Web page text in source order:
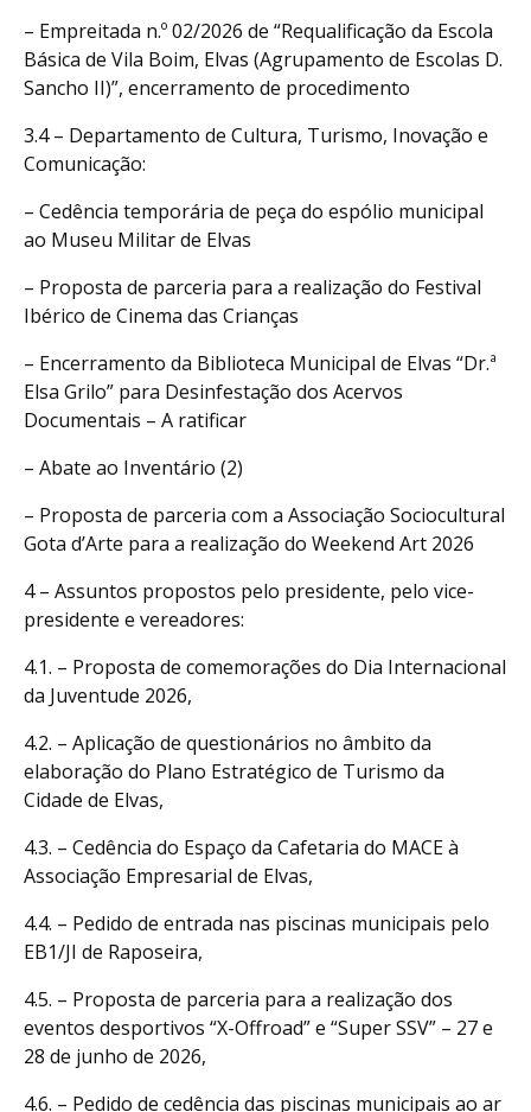
– Empreitada n.º 02/2026 de “Requalificação da Escola
Básica de Vila Boim, Elvas (Agrupamento de Escolas D.
Sancho II)”, encerramento de procedimento
3.4 – Departamento de Cultura, Turismo, Inovação e
Comunicação:
– Cedência temporária de peça do espólio municipal
ao Museu Militar de Elvas
– Proposta de parceria para a realização do Festival
Ibérico de Cinema das Crianças
– Encerramento da Biblioteca Municipal de Elvas “Dr.ª
Elsa Grilo” para Desinfestação dos Acervos
Documentais – A ratificar
– Abate ao Inventário (2)
– Proposta de parceria com a Associação Sociocultural
Gota d’Arte para a realização do Weekend Art 2026
4 – Assuntos propostos pelo presidente, pelo vice-
presidente e vereadores:
4.1. – Proposta de comemorações do Dia Internacional
da Juventude 2026,
4.2. – Aplicação de questionários no âmbito da
elaboração do Plano Estratégico de Turismo da
Cidade de Elvas,
4.3. – Cedência do Espaço da Cafetaria do MACE à
Associação Empresarial de Elvas,
4.4. – Pedido de entrada nas piscinas municipais pelo
EB1/JI de Raposeira,
4.5. – Proposta de parceria para a realização dos
eventos desportivos “X-Offroad” e “Super SSV” – 27 e
28 de junho de 2026,
4.6. – Pedido de cedência das piscinas municipais ao ar